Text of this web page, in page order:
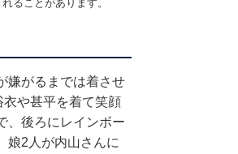
ることがあります。
嫌がるまでは着させ
や甚平を着て笑顔
、後ろにレインボー
娘2人が内山さんに